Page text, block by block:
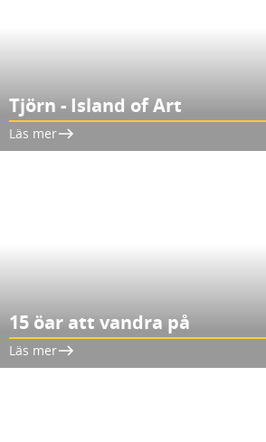
Tjörn - Island of Art
Läs mer
15 öar att vandra på
Läs mer